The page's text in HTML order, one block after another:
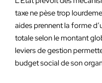
taxe ne pèse trop
aides prennent la forme
totale selon le montant
leviers de gestion
budget social de son